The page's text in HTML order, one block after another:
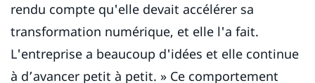
rendu compte qu'elle devait accélérer sa
transformation numérique, et elle l'a fait.
L'entreprise a beaucoup d'idées et elle continue
à d’avancer petit à petit. » Ce comportement